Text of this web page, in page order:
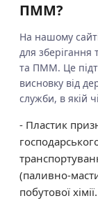
ПММ?
На нашому
для зберігання
та ПММ. Це
висновку від
служби, в якій
- Пластик
(паливно-
побутової хімії.